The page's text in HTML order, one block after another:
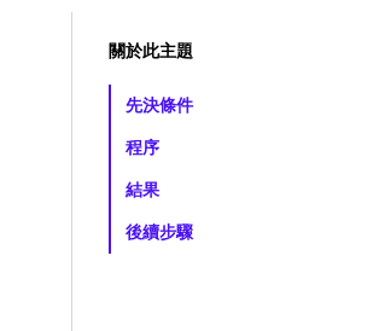
關於此主題
先決條件
程序
結果
後續步驟